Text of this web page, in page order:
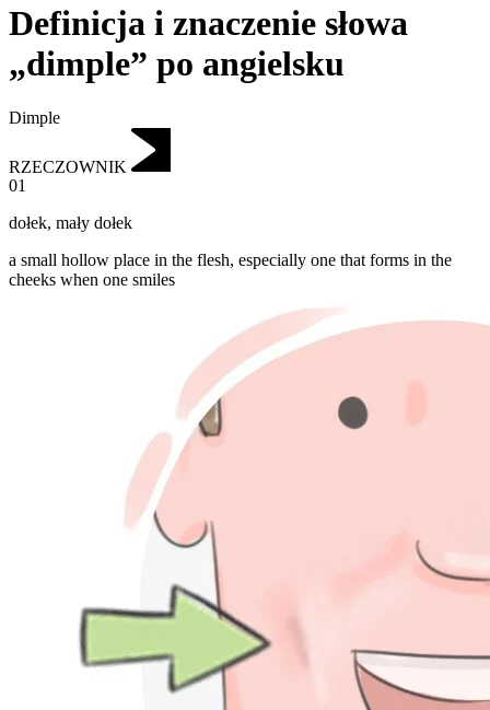
Definicja i znaczenie słowa
„dimple” po angielsku
Dimple
RZECZOWNIK
01
dołek, mały dołek
a small hollow place in the flesh, especially one that forms in the
cheeks when one smiles